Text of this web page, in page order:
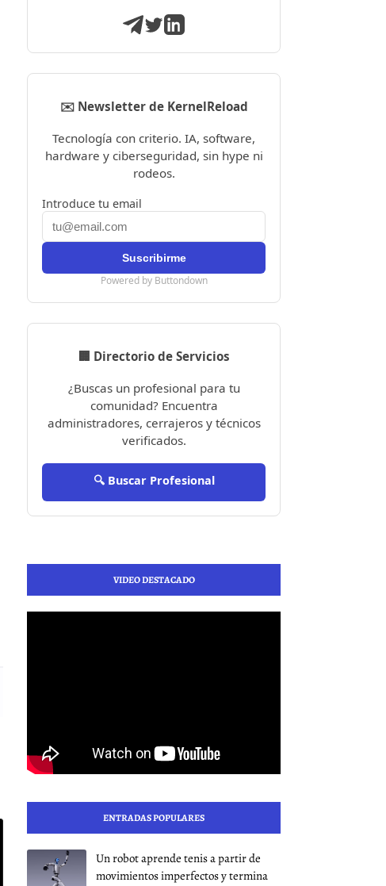
✉️ Newsletter de KernelReload
Tecnología con criterio. IA, software,
hardware y ciberseguridad, sin hype ni
rodeos.
Introduce tu email
Powered by Buttondown
🏢 Directorio de Servicios
¿Buscas un profesional para tu
comunidad? Encuentra
administradores, cerrajeros y técnicos
verificados.
🔍 Buscar Profesional
VIDEO DESTACADO
ENTRADAS POPULARES
Un robot aprende tenis a partir de
movimientos imperfectos y termina